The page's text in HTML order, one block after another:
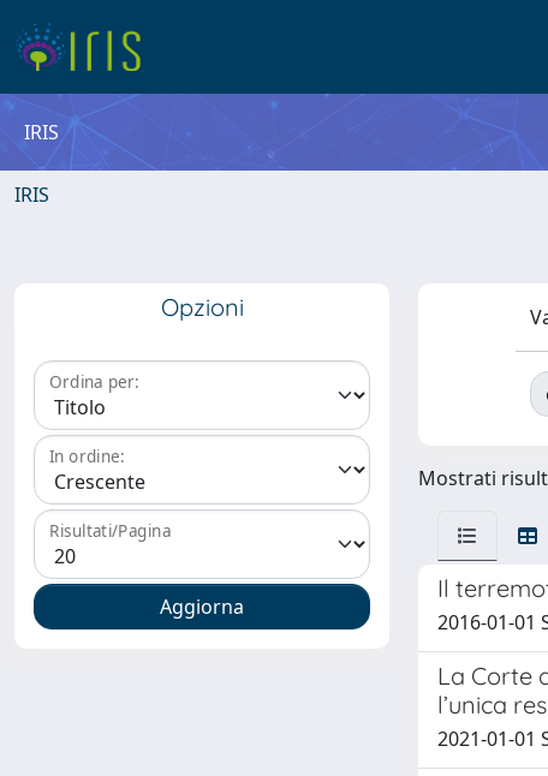
IRIS
IRIS
Opzioni
Ordina per:
In ordine:
Risultati/Pagina
Mostrati
Il
2016-01-01
La Corte
l’unica
2021-01-01